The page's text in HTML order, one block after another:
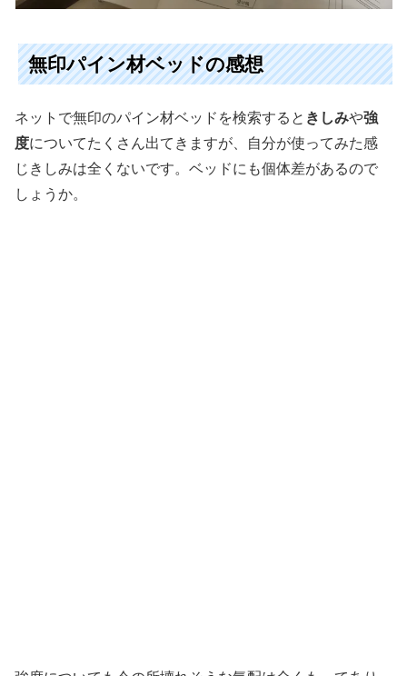
無印パイン材ベッドの感想
ネットで無印のパイン材ベッドを検索すると きしみや強
度についてたくさん出てきますが、自分が使ってみた感
じきしみは全くないです。ベッドにも個体差があるので
しょうか。